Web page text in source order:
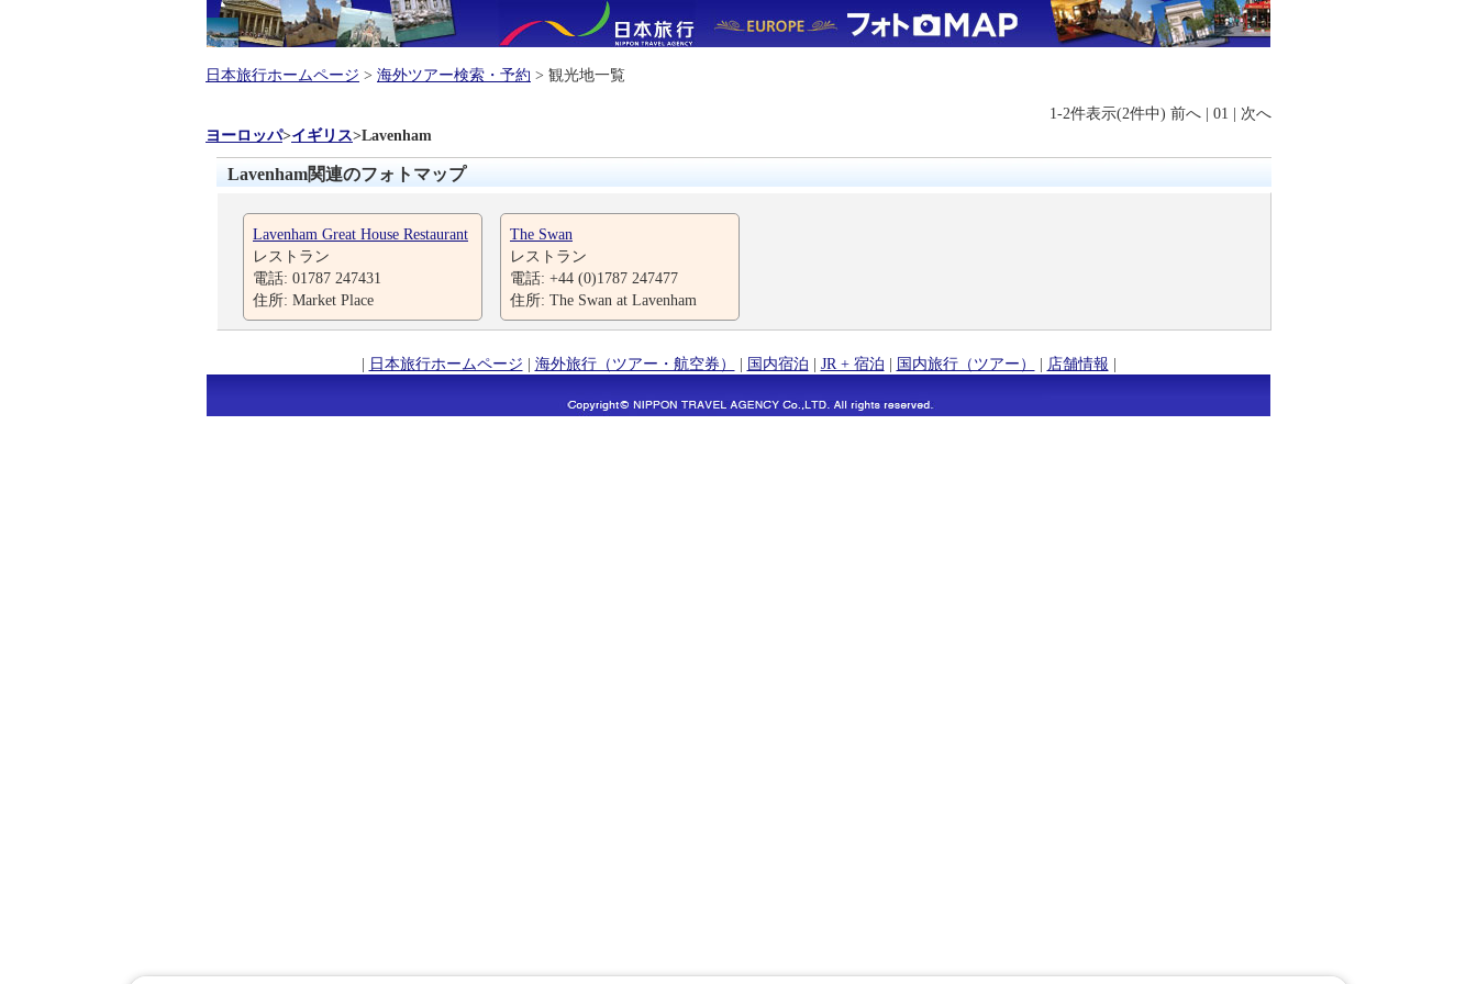
日本旅行ホームページ > 海外ツアー検索・予約 > 観光地一覧
1-2件表示(2件中) 前へ | 01 | 次へ
ヨーロッパ>イギリス>Lavenham
Lavenham関連のフォトマップ
Lavenham Great House Restaurant
レストラン
電話: 01787 247431
住所: Market Place
The Swan
レストラン
電話: +44 (0)1787 247477
住所: The Swan at Lavenham
| 日本旅行ホームページ | 海外旅行（ツアー・航空券） | 国内宿泊 | JR + 宿泊 | 国内旅行（ツアー） | 店舗情報 |